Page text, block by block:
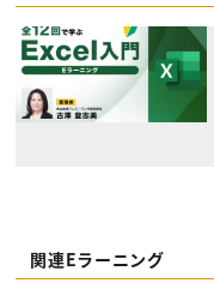
関連Eラーニング